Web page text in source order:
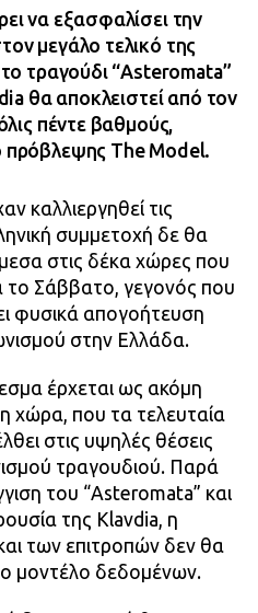
να εξασφαλίσει την
μεγάλο τελικό της
τραγούδι “Asteromata”
θα αποκλειστεί από τον
πέντε βαθμούς,
The Model.
καλλιεργηθεί τις
συμμετοχή δε θα
στις δέκα χώρες που
το Σάββατο, γεγονός που
φυσικά απογοήτευση
στην Ελλάδα.
έρχεται ως ακόμη
χώρα, που τα τελευταία
στις υψηλές θέσεις
τραγουδιού. Παρά
του “Asteromata” και
της Klavdia, η
των επιτροπών δεν θα
μοντέλο δεδομένων.